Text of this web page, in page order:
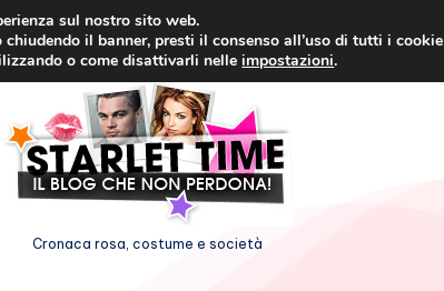
Cronaca rosa, costume e società
sul nostro sito web.
il banner, presti il consenso all’uso di tutti i cookie
o come disattivarli nelleimpostazioni.